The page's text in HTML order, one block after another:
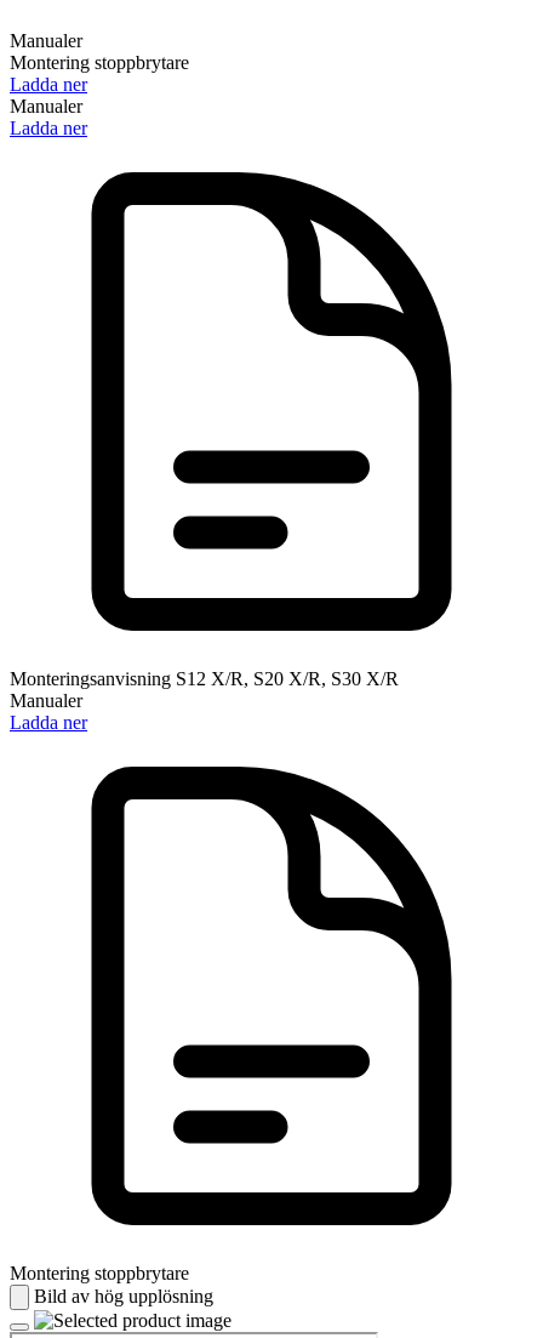
Manualer
Montering stoppbrytare
Ladda ner
Manualer
Ladda ner
Monteringsanvisning S12 X/R, S20 X/R, S30 X/R
Manualer
Ladda ner
Montering stoppbrytare
Bild av hög upplösning